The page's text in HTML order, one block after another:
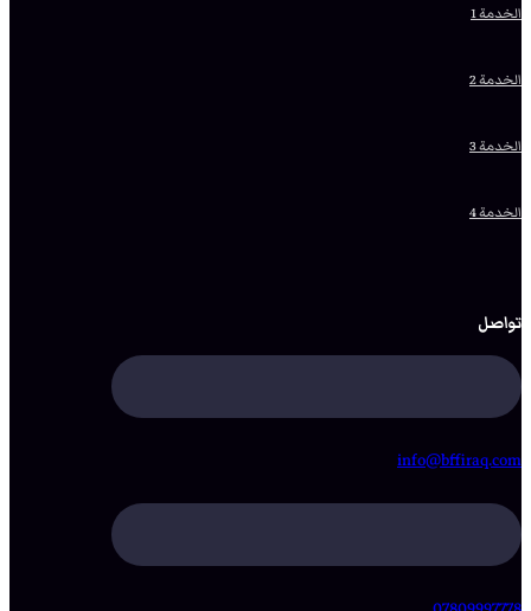
الخدمة 1
الخدمة 2
الخدمة 3
الخدمة 4
تواصل
info@bffiraq.com